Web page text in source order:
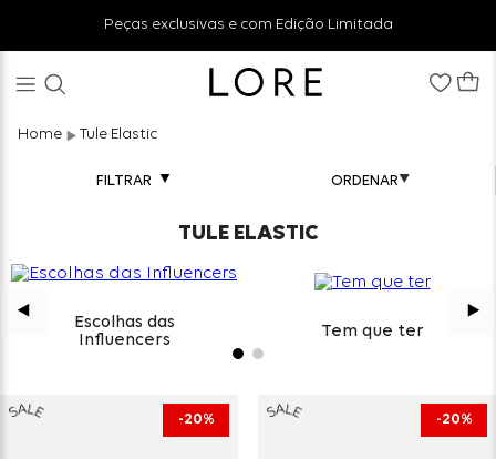
Peças exclusivas e com Edição Limitada
Tule Elastic
FILTRAR
TULE ELASTIC
Escolhas das
Influencers
Tem que ter
20% 20%